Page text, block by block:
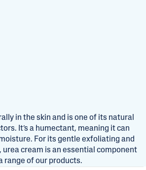
in the skin and is one of its natural
It’s a humectant, meaning it can
For its gentle exfoliating and
cream is an essential component
range of our products.